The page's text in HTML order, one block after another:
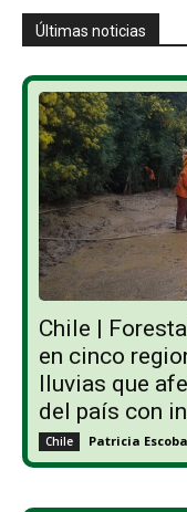
Últimas noticias
Chile |
en cinco
lluvias que
del país con
Chile Patricia